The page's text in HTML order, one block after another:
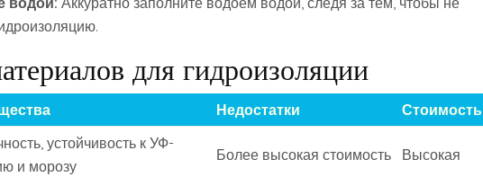
для гидроизоляции
Недостатки Стоимость
устойчивость к УФ-
и морозу
Более высокая стоимость Высокая